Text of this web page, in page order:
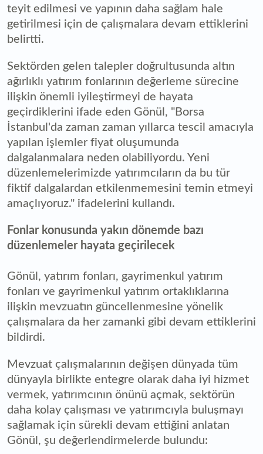
teyit edilmesi ve yapının daha sağlam hale
getirilmesi için de çalışmalara devam ettiklerini
belirtti.
Sektörden gelen talepler doğrultusunda altın
ağırlıklı yatırım fonlarının değerleme sürecine
ilişkin önemli iyileştirmeyi de hayata
geçirdiklerini ifade eden Gönül, "Borsa
İstanbul'da zaman zaman yıllarca tescil amacıyla
yapılan işlemler fiyat oluşumunda
dalgalanmalara neden olabiliyordu. Yeni
düzenlemelerimizde yatırımcıların da bu tür
fiktif dalgalardan etkilenmemesini temin etmeyi
amaçlıyoruz." ifadelerini kullandı.
Fonlar konusunda yakın dönemde bazı
düzenlemeler hayata geçirilecek
Gönül, yatırım fonları, gayrimenkul yatırım
fonları ve gayrimenkul yatırım ortaklıklarına
ilişkin mevzuatın güncellenmesine yönelik
çalışmalara da her zamanki gibi devam ettiklerini
bildirdi.
Mevzuat çalışmalarının değişen dünyada tüm
dünyayla birlikte entegre olarak daha iyi hizmet
vermek, yatırımcının önünü açmak, sektörün
daha kolay çalışması ve yatırımcıyla buluşmayı
sağlamak için sürekli devam ettiğini anlatan
Gönül, şu değerlendirmelerde bulundu: